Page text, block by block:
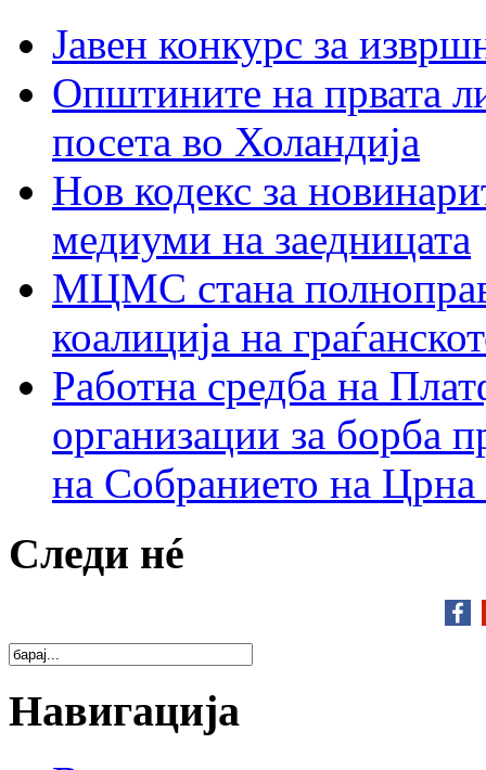
Јавен конкурс за
Општините на првата
посета во Холандија
Нов кодекс за
медиуми на заедницата
МЦМС стана
коалиција на
Работна средба на
организации за борба
на Собранието на Црна
Следи нé
Навигација